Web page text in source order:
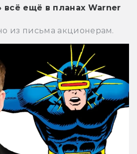
всё ещё в планах Warner
из письма акционерам.